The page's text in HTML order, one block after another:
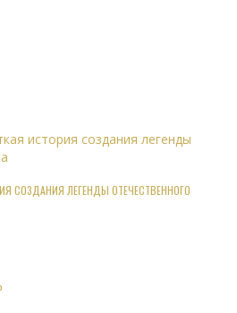
СОЗДАНИЯ ЛЕГЕНДЫ ОТЕЧЕСТВЕННОГО